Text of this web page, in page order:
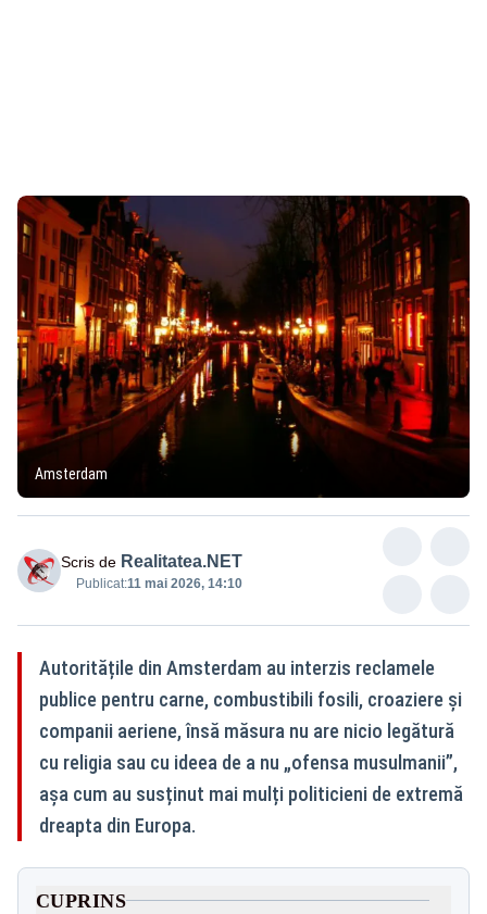
Amsterdam
Scris de Realitatea.NET
Publicat:11 mai 2026, 14:10
Autoritățile din Amsterdam au interzis reclamele
publice pentru carne, combustibili fosili, croaziere și
companii aeriene, însă măsura nu are nicio legătură
cu religia sau cu ideea de a nu „ofensa musulmanii”,
așa cum au susținut mai mulți politicieni de extremă
dreapta din Europa.
CUPRINS